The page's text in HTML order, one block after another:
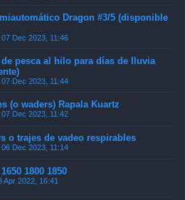
Dragon #3/5 (disponible
07 Dec 2023, 11:46
pesca al hilo para días de lluvia
07 Dec 2023, 11:44
(o waders) Rapala Kuartz
07 Dec 2023, 11:42
o trajes de vadeo respirables
06 Dec 2023, 11:14
1800 1850
Apr 2022, 16:41